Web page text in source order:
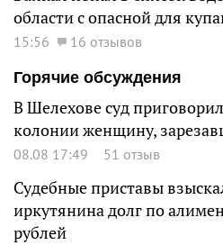
области с опасной для
15:56
16 отзывов
Горячие обсуждения
В Шелехове суд
колонии женщину,
08.08 17:49 51 отзыв
Судебные приставы
иркутянина долг по
рублей